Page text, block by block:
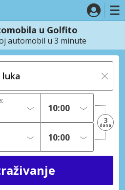
u Golfito
automobil u 3 minute
3
dana